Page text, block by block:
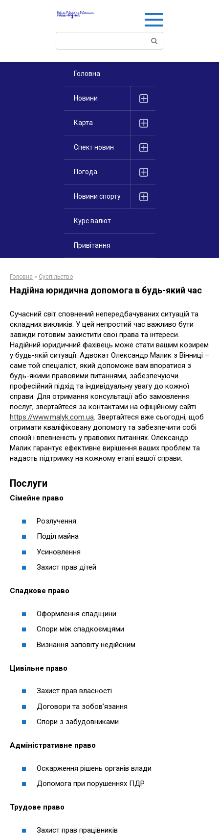
Поиск:
Головна
Новини
Карта
Спект новин
Погода
Новини спорту
Курс валют
Привітання
Головна » Суспільство
Надійна юридична допомога в будь-який час
Сучасний світ сповнений непередбачуваних ситуацій та
складних викликів. У цей непростий час важливо бути
завжди готовим захистити свої права та інтереси.
Надійний юридичний фахівець може стати вашим козирем
у будь-якій ситуації. Адвокат Олександр Малик з Вінниці –
саме той спеціаліст, який допоможе вам впоратися з
будь-якими правовими питаннями, забезпечуючи
професійний підхід та індивідуальну увагу до кожної
справи. Для отримання консультації або замовлення
послуг, звертайтеся за контактами на офіційному сайті
https://www.malyk.com.ua. Звертайтеся вже сьогодні, щоб
отримати кваліфіковану допомогу та забезпечити собі
спокій і впевненість у правових питаннях. Олександр
Малик гарантує ефективне вирішення ваших проблем та
надасть підтримку на кожному етапі вашої справи.
Послуги
Сімейне право
Розлучення
Поділ майна
Усиновлення
Захист прав дітей
Спадкове право
Оформлення спадщини
Спори між спадкоємцями
Визнання заповіту недійсним
Цивільне право
Захист прав власності
Договори та зобов’язання
Спори з забудовниками
Адміністративне право
Оскарження рішень органів влади
Допомога при порушеннях ПДР
Трудове право
Захист прав працівників